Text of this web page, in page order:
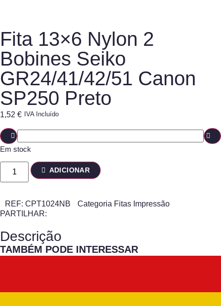
Fita 13×6 Nylon 2
Bobines Seiko
GR24/41/42/51 Canon
SP250 Preto
1,52 € IVA Incluído
Em stock
ADICIONAR
REF: CPT1024NB Categoria Fitas Impressão
PARTILHAR:
Descrição
TAMBÉM PODE INTERESSAR